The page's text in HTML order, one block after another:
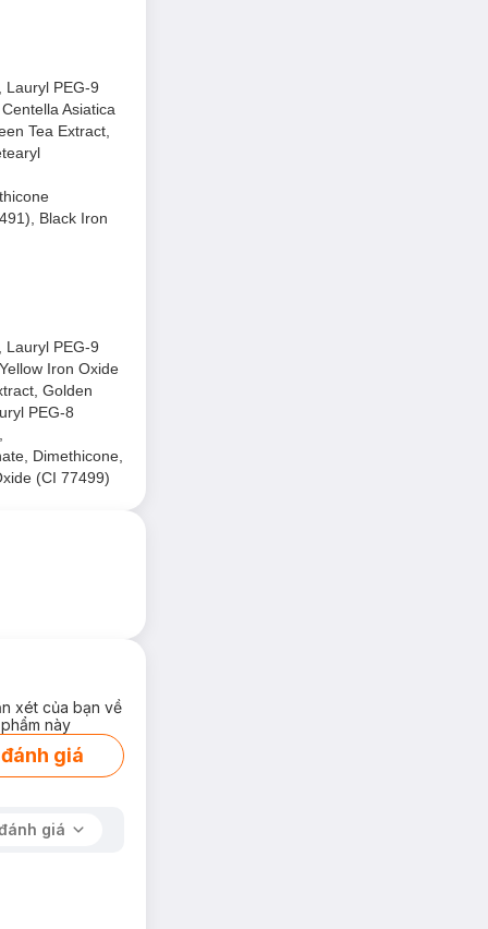
Lauryl PEG-9
Asiatica
Tea Extract,
Black Iron
Lauryl PEG-9
Iron Oxide
Golden
PEG-8
Dimethicone,
(CI 77499)
xét của bạn về
này
giá
giá